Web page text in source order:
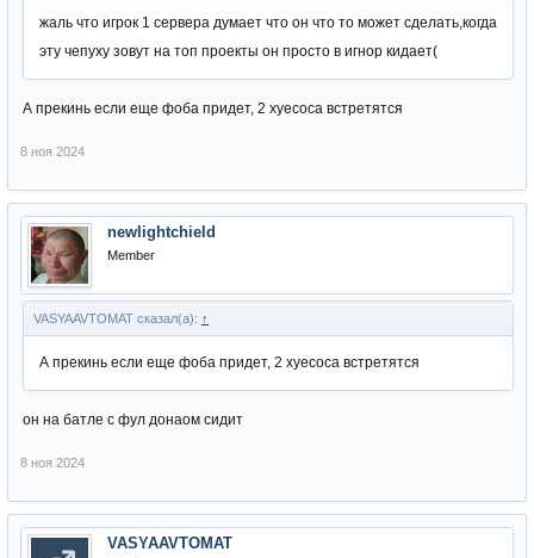
жаль что игрок 1 сервера думает что он что то может сделать,когда
эту чепуху зовут на топ проекты он просто в игнор кидает(
А прекинь если еще фоба придет, 2 хуесоса встретятся
8 ноя 2024
newlightchield
Member
VASYAAVTOMAT сказал(а): ↑
А прекинь если еще фоба придет, 2 хуесоса встретятся
он на батле с фул донаом сидит
8 ноя 2024
VASYAAVTOMAT